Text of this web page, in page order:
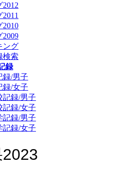
2012
2010
2009
ング
検索
録
録/男子
録/女子
記録/男子
記録/女子
記録/男子
記録/女子